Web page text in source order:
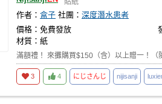
貼紙
作者： 盒子 社團： 深度潛水患者
價格：免費發放
材質：紙
滿額禮！ 來攤購買$150（含）以上贈一！
3 4 にじさんじ nijisanji